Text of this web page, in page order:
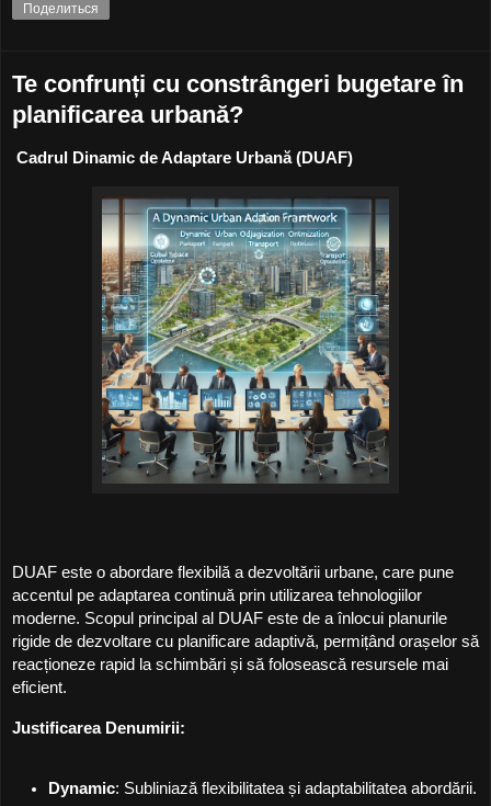
Поделиться
Te confrunți cu constrângeri bugetare în
planificarea urbană?
Cadrul Dinamic de Adaptare Urbană (DUAF)
DUAF este o abordare flexibilă a dezvoltării urbane, care pune
accentul pe adaptarea continuă prin utilizarea tehnologiilor
moderne. Scopul principal al DUAF este de a înlocui planurile
rigide de dezvoltare cu planificare adaptivă, permițând orașelor să
reacționeze rapid la schimbări și să folosească resursele mai
eficient.
Justificarea Denumirii:
Dynamic: Subliniază flexibilitatea și adaptabilitatea abordării.